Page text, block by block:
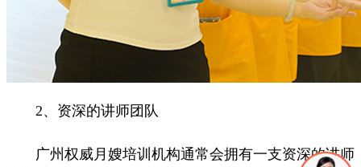
2、资深的讲师团队
广州权威月嫂培训机构通常会拥有一支资深的讲师